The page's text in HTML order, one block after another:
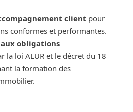
client pour
conformes et performantes.
obligations
la loi ALUR et le décret du 18
la formation des